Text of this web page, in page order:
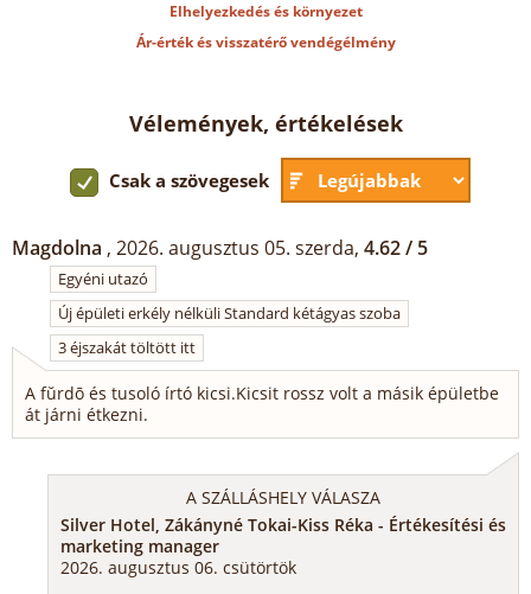
Elhelyezkedés és környezet
Ár-érték és visszatérő vendégélmény
Vélemények, értékelések
Csak a szövegesek
Magdolna , 2026. augusztus 05. szerda, 4.62 / 5
Egyéni utazó
Új épületi erkély nélküli Standard kétágyas szoba
3 éjszakát töltött itt
A fŭrdō és tusoló írtó kicsi.Kicsit rossz volt a másik épületbe
át járni étkezni.
A SZÁLLÁSHELY VÁLASZA
Silver Hotel, Zákányné Tokai-Kiss Réka - Értékesítési és
marketing manager
2026. augusztus 06. csütörtök